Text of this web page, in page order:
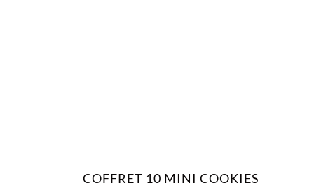
COFFRET 10 MINI COOKIES